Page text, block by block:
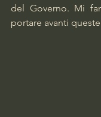
del Governo. Mi
portare avanti